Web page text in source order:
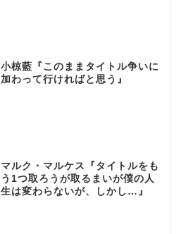
小椋藍『このままタイトル争いに
加わって行ければと思う』
マルク・マルケス『タイトルをも
う1つ取ろうが取るまいが僕の人
生は変わらないが、しかし…』